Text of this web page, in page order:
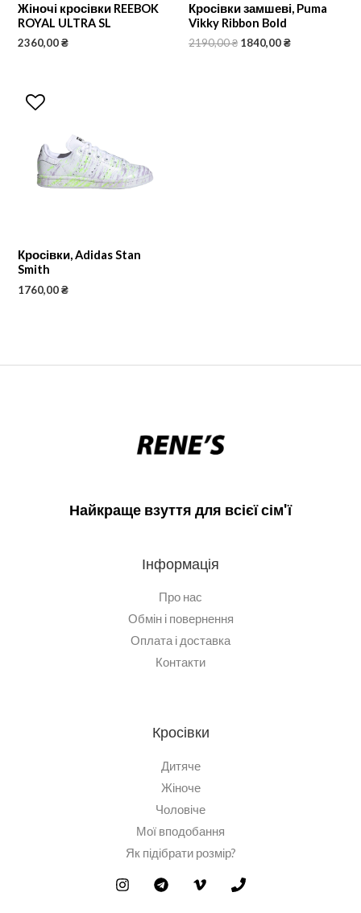
Жіночі кросівки REEBOK
ROYAL ULTRA SL
2360,00₴
Кросівки замшеві, Puma
Vikky Ribbon Bold
2190,00₴ 1840,00₴
Кросівки, Adidas Stan
Smith
1760,00₴
Найкраще взуття для всієї сім'ї
Інформація
Про нас
Обмін і повернення
Оплата і доставка
Контакти
Кросівки
Дитяче
Жіноче
Чоловіче
Мої вподобання
Як підібрати розмір?